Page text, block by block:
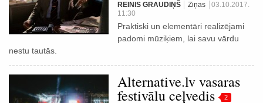
REINIS GRAUDIŅŠ Ziņas
03.10.2017.
11:30
Praktiski un elementāri realizējami
padomi mūziķiem, lai savu vārdu
nestu tautās.
Alternative.lv vasaras
festivālu ceļvedis 2